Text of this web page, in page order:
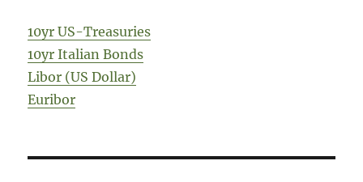
10yr US-Treasuries
10yr Italian Bonds
Libor (US Dollar)
Euribor